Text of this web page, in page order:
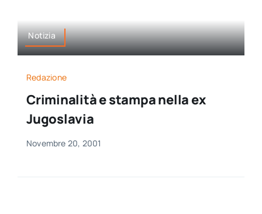
Notizia
Redazione
Criminalità e stampa nella ex
Jugoslavia
Novembre 20, 2001